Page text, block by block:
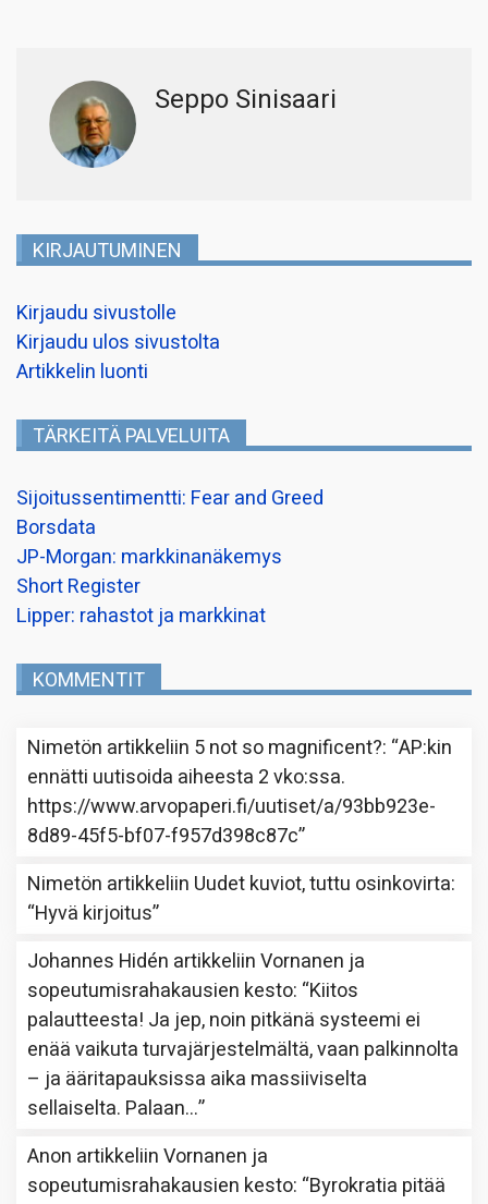
Seppo Sinisaari
KIRJAUTUMINEN
Kirjaudu sivustolle
Kirjaudu ulos sivustolta
Artikkelin luonti
TÄRKEITÄ PALVELUITA
Sijoitussentimentti: Fear and Greed
Borsdata
JP-Morgan: markkinanäkemys
Short Register
Lipper: rahastot ja markkinat
KOMMENTIT
Nimetön artikkeliin 5 not so magnificent?: “AP:kin
ennätti uutisoida aiheesta 2 vko:ssa.
https://www.arvopaperi.fi/uutiset/a/93bb923e-
8d89-45f5-bf07-f957d398c87c”
Nimetön artikkeliin Uudet kuviot, tuttu osinkovirta:
“Hyvä kirjoitus”
Johannes Hidén artikkeliinVornanen ja
sopeutumisrahakausien kesto: “Kiitos
palautteesta! Ja jep, noin pitkänä systeemi ei
enää vaikuta turvajärjestelmältä, vaan palkinnolta
– ja ääritapauksissa aika massiiviselta
sellaiselta. Palaan…”
Anon artikkeliinVornanen ja
sopeutumisrahakausien kesto: “Byrokratia pitää